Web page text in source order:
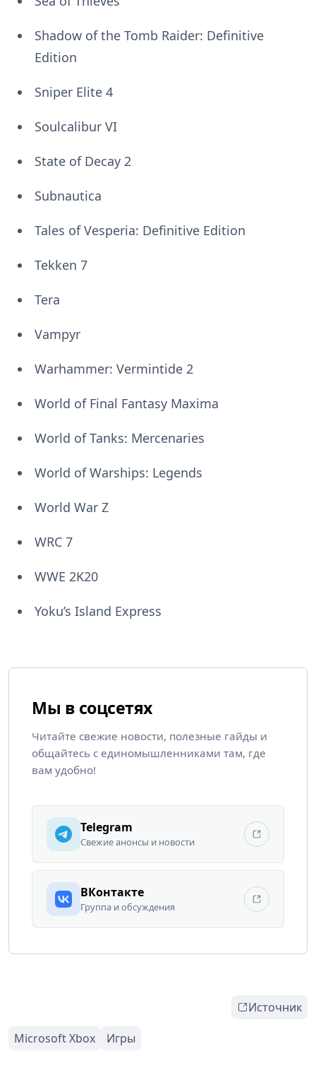
Shadow of the Tomb Raider: Definitive
Edition
Sniper Elite 4
Soulcalibur VI
State of Decay 2
Subnautica
Tales of Vesperia: Definitive Edition
Tekken 7
Tera
Vampyr
Warhammer: Vermintide 2
World of Final Fantasy Maxima
World of Tanks: Mercenaries
World of Warships: Legends
World War Z
WRC 7
WWE 2K20
Yoku’s Island Express
Мы в соцсетях
Читайте свежие новости, полезные гайды и
общайтесь с единомышленниками там, где
вам удобно!
Telegram
Свежие анонсы и новости
ВКонтакте
Группа и обсуждения
Источник